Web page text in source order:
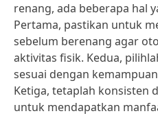
renang, ada beberapa hal
Pertama, pastikan untuk
sebelum berenang agar
aktivitas fisik. Kedua,
sesuai dengan
Ketiga, tetaplah konsisten
untuk mendapatkan